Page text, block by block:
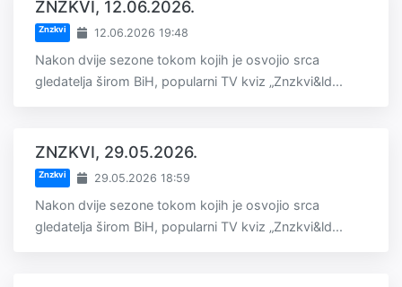
ZNZKVI, 12.06.2026.
Znzkvi 12.06.2026 19:48
Nakon dvije sezone tokom kojih je osvojio srca
gledatelja širom BiH, popularni TV kviz „Znzkvi&ld...
ZNZKVI, 29.05.2026.
Znzkvi 29.05.2026 18:59
Nakon dvije sezone tokom kojih je osvojio srca
gledatelja širom BiH, popularni TV kviz „Znzkvi&ld...